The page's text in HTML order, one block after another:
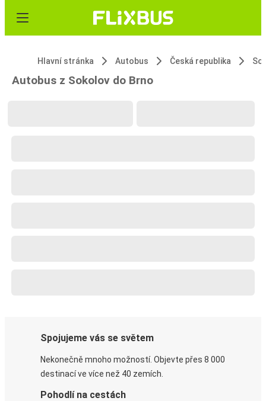
Hlavní stránka Autobus Česká republika
Autobus z Sokolov do Brno
Spojujeme vás se světem
Nekonečně mnoho možností. Objevte přes 8 000
destinací ve více než 40 zemích.
Pohodlí na cestách